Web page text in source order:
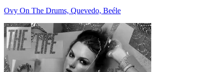
Ovy On The Drums, Quevedo, Beéle